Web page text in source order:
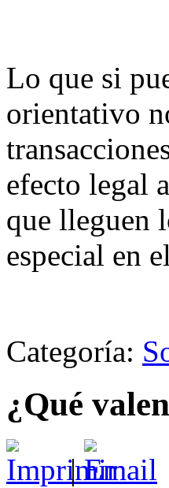
Lo que si
orientativo
efecto legal
que lleguen
especial en
Categoría:
¿Qué
|